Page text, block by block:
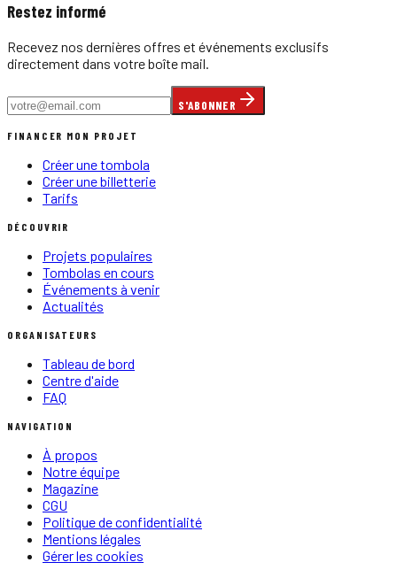
Restez informé
Recevez nos dernières offres et événements exclusifs
directement dans votre boîte mail.
S'ABONNER
FINANCER MON PROJET
Créer une tombola
Créer une billetterie
Tarifs
DÉCOUVRIR
Projets populaires
Tombolas en cours
Événements à venir
Actualités
ORGANISATEURS
Tableau de bord
Centre d'aide
FAQ
NAVIGATION
À propos
Notre équipe
Magazine
CGU
Politique de confidentialité
Mentions légales
Gérer les cookies